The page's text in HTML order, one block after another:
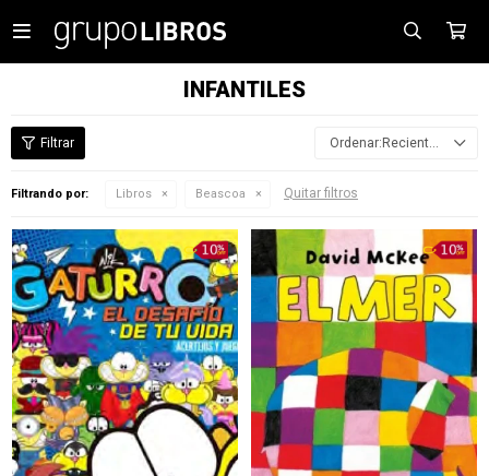

INFANTILES
Recientes
Filtrando por: Libros Beascoa Quitar filtros